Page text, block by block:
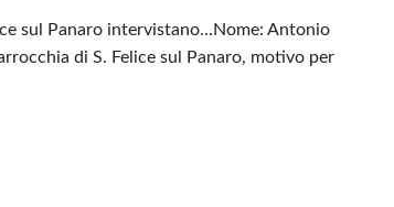
sul Panaro intervistano...Nome: Antonio
di S. Felice sul Panaro, motivo per